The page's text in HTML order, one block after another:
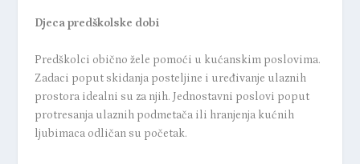
Djeca predškolske dobi
Predškolci obično žele pomoći u kućanskim poslovima.
Zadaci poput skidanja posteljine i uređivanje ulaznih
prostora idealni su za njih. Jednostavni poslovi poput
protresanja ulaznih podmetača ili hranjenja kućnih
ljubimaca odličan su početak.